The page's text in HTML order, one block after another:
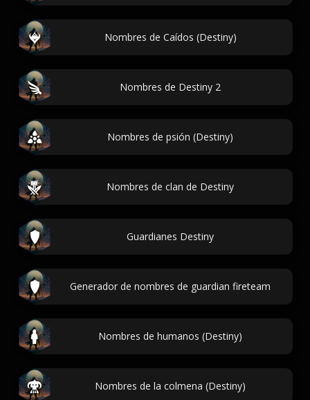
Nombres de Caídos (Destiny)
Nombres de Destiny 2
Nombres de psión (Destiny)
Nombres de clan de Destiny
Guardianes Destiny
Generador de nombres de guardian fireteam
Nombres de humanos (Destiny)
Nombres de la colmena (Destiny)